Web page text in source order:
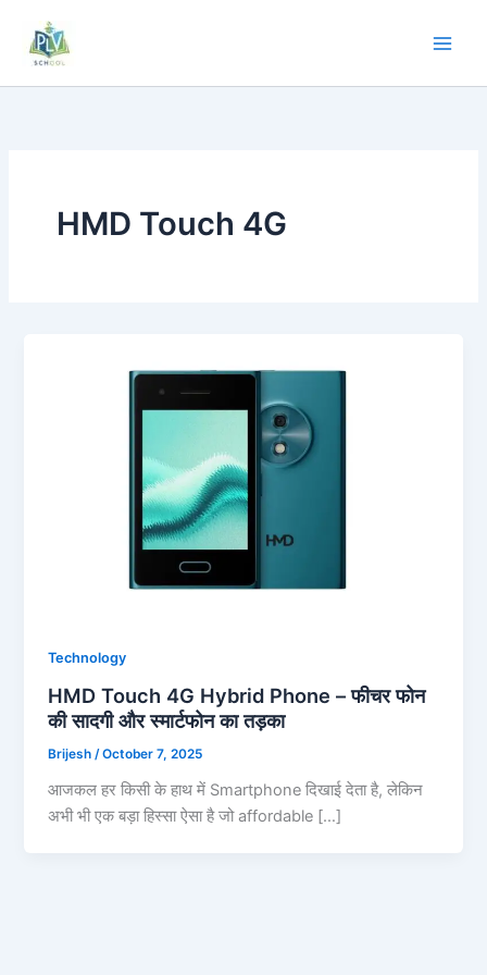
HMD Touch 4G
Technology
HMD Touch 4G Hybrid Phone – फीचर फोन
की सादगी और स्मार्टफोन का तड़का
Brijesh/October 7, 2025
आजकल हर किसी के हाथ में Smartphone दिखाई देता है, लेकिन
अभी भी एक बड़ा हिस्सा ऐसा है जो affordable […]